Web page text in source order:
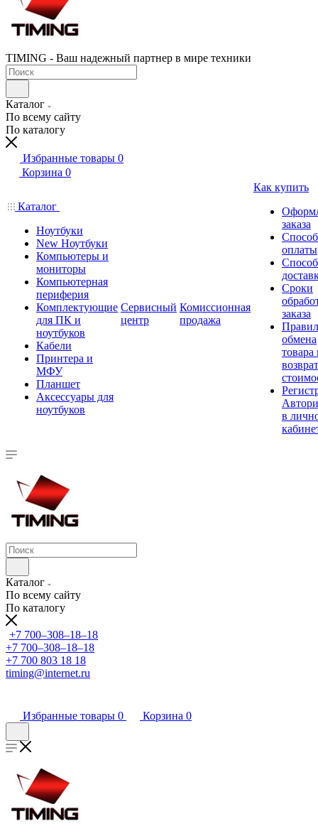
TIMING - Ваш надежный партнер в мире техники
Каталог
По всему сайту
По каталогу
Избранные товары 0
Корзина 0
Каталог
Ноутбуки
New Ноутбуки
Компьютеры и
мониторы
Компьютерная
периферия
Комплектующие
для ПК и
ноутбуков
Кабели
Принтера и
МФУ
Планшет
Аксессуары для
ноутбуков
Сервисный
центр
Комиссионная
продажа
Как купить
заказа
оплаты
Сроки
заказа
обмена
товара
в
Каталог
По всему сайту
По каталогу
+7 700‒308‒18‒18
+7 700‒308‒18‒18
+7 700 803 18 18
timing@internet.ru
Избранные товары 0 Корзина 0